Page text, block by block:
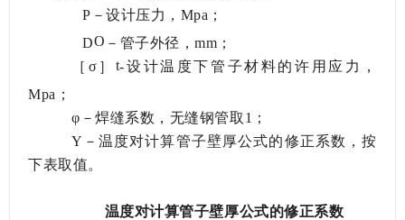
P－设计压力，Mpa；
DO －管子外径，mm；
［ σ ］ t-设计温度下管子材料的许用应力，
Mpa；
φ－焊缝系数，无缝钢管取1；
Y－温度对计算管子壁厚公式的修正系数，按
下表取值。
温度对计算管子壁厚公式的修正系数